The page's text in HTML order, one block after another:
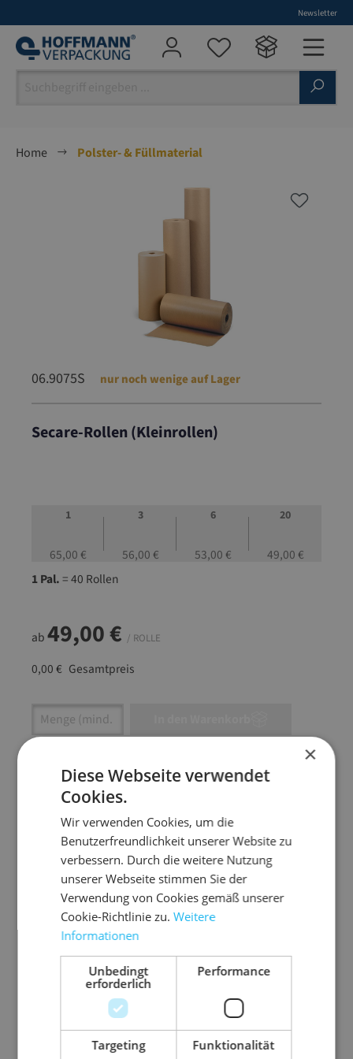
Newsletter
Home
Polster- & Füllmaterial
06.9075S nur noch wenige auf Lager
Secare-Rollen (Kleinrollen)
1
65,00 €
3
56,00 €
6
53,00 €
20
49,00 €
1 Pal.= 40 Rollen
ab49,00 € / ROLLE
0,00 € Gesamtpreis
Artikel Anzahl: Gib den gewünschten Wert
Artikelinformationen
Genormte Packrollen (Apparate-Rollen) passend
für alle marktüblichen Abrollgeräte.
starkes Kraftpapier, braun - geeignet als
Schutz- und Versandverpackung
Rollendurchmesser ca. 21 cm
Ausführung
Kleinrollen
×
Diese Webseite verwendet
Cookies.
Wir verwenden Cookies, um die
Benutzerfreundlichkeit unserer Website zu
verbessern. Durch die weitere Nutzung
unserer Webseite stimmen Sie der
Verwendung von Cookies gemäß unserer
Cookie-Richtlinie zu.Weitere
Informationen
Unbedingt
erforderlich
Performance
Targeting Funktionalität